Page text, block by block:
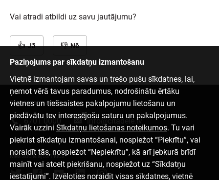
Vai atradi atbildi uz savu jautājumu?
Jā Nē
Paziņojums par sīkdatņu izmantošanu
Vietnē izmantojam savas un trešo pušu sīkdatnes, lai,
ņemot vērā tavus paradumus, nodrošinātu ērtāku
vietnes un tiešsaistes pakalpojumu lietošanu un
piedāvātu tev interesējošu saturu un pakalpojumus.
Vairāk uzzini Sīkdatņu lietošanas noteikumos. Tu vari
piekrist sīkdatņu izmantošanai, nospiežot “Piekrītu”, vai
noraidīt tās, nospiežot “Nepiekrītu”, kā arī jebkurā brīdī
mainīt vai atcelt piekrišanu, nospiežot uz “Sīkdatņu
iestatījumi”. Izvēloties noraidīt visas sīkdatnes, vietnē
Sazinies ar mums
6701 0000 info@citadele.lv
Mēs sociālajos tīklos